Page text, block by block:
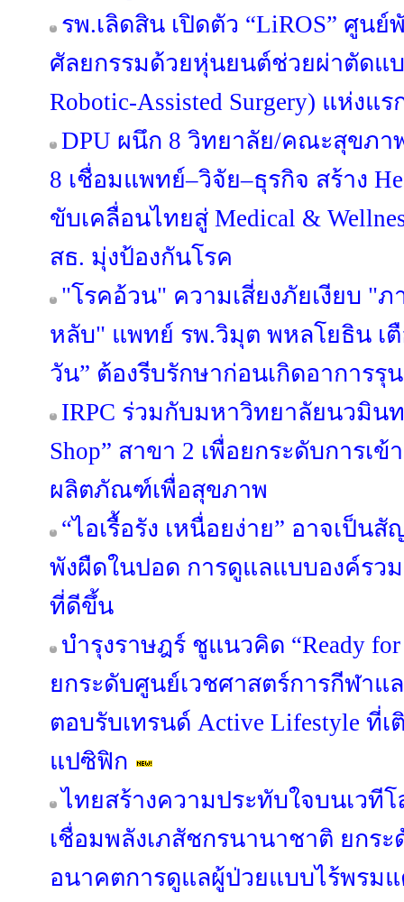
รพ.เลิดสิน เปิดตัว “LiROS” ศูน
ศัลยกรรมด้วยหุ่นยนต์ช่วยผ่าตัดแ
Robotic-Assisted Surgery) แห่งแ
DPU ผนึก 8 วิทยาลัย/คณะสุขภา
8 เชื่อมแพทย์–วิจัย–ธุรกิจ สร้าง
ขับเคลื่อนไทยสู่ Medical &
สธ. มุ่งป้องกันโรค
"โรคอ้วน" ความเสี่ยงภัยเงียบ "
หลับ" แพทย์ รพ.วิมุต พหลโยธิน เ
วัน” ต้องรีบรักษาก่อนเกิดอาการรุ
IRPC ร่วมกับมหาวิทยาลัยนวมินท
Shop” สาขา 2 เพื่อยกระดับการเ
ผลิตภัณฑ์เพื่อสุขภาพ
“ไอเรื้อรัง เหนื่อยง่าย” อาจเป็
พังผืดในปอด การดูแลแบบองค์ร
ที่ดีขึ้น
บำรุงราษฎร์ ชูแนวคิด “Ready
ยกระดับศูนย์เวชศาสตร์การกีฬา
ตอบรับเทรนด์ Active Lifestyle ที่เ
แปซิฟิก
ไทยสร้างความประทับใจบนเวทีโ
เชื่อมพลังเภสัชกรนานาชาติ ยกระ
อนาคตการดูแลผู้ป่วยแบบไร้พรม